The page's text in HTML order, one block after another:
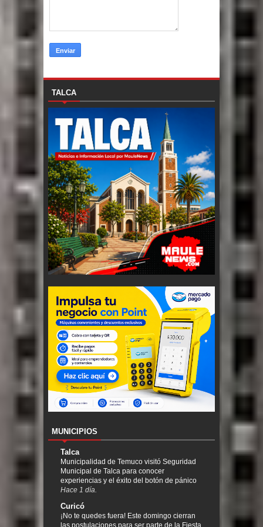
TALCA
MUNICIPIOS
Talca
Municipalidad de Temuco visitó Seguridad
Municipal de Talca para conocer
experiencias y el éxito del botón de pánico
Hace 1 día.
Curicó
¡No te quedes fuera! Este domingo cierran
las postulaciones para ser parte de la Fiesta